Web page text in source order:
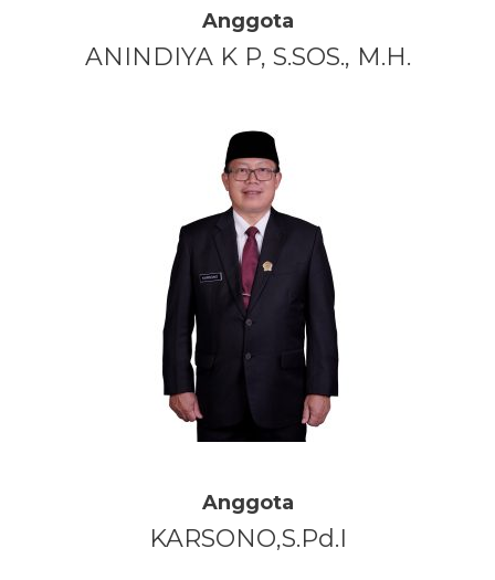
Anggota
ANINDIYA K P, S.SOS., M.H.
Anggota
KARSONO,S.Pd.I